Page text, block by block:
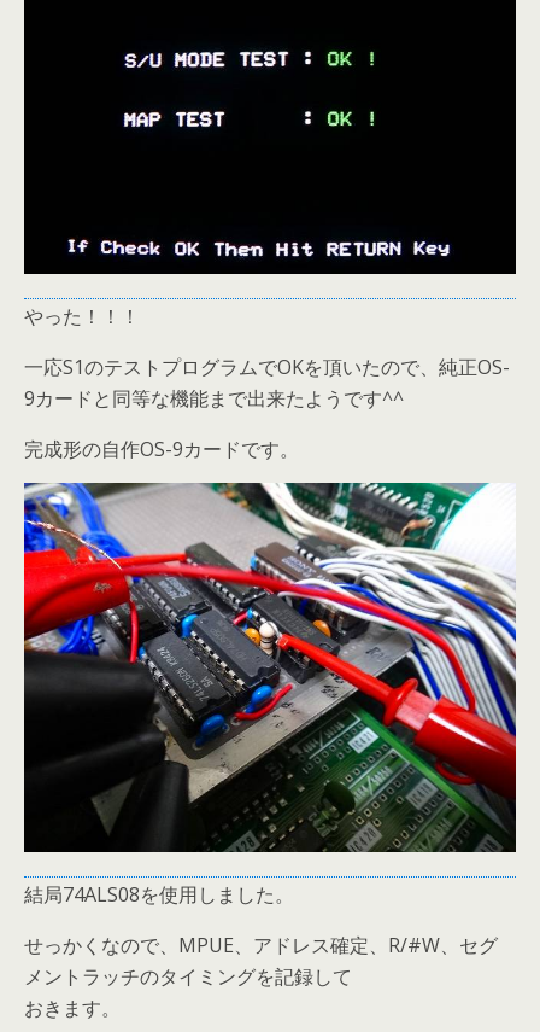
やった！！！
一応S1のテストプログラムでOKを頂いたので、純正OS-
9カードと同等な機能まで出来たようです^^
完成形の自作OS-9カードです。
結局74ALS08を使用しました。
せっかくなので、MPUE、アドレス確定、R/#W、セグ
メントラッチのタイミングを記録して
おきます。